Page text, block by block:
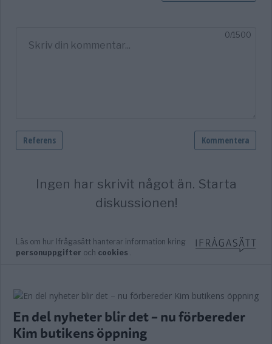
En del nyheter blir det – nu förbereder
Kim butikens öppning